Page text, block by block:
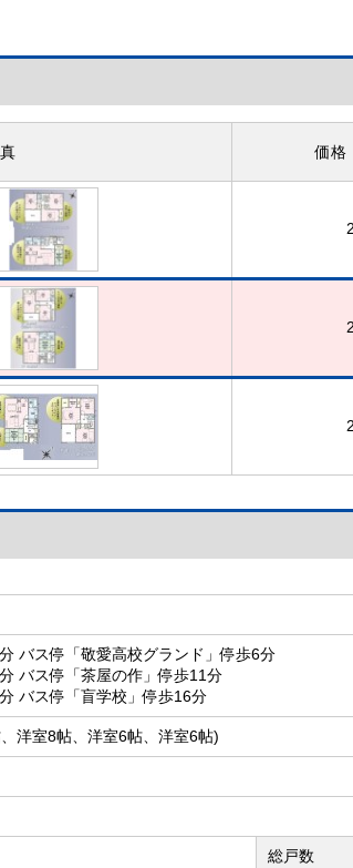
価格
バス停「敬愛高校グランド」停歩6分
バス停「茶屋の作」停歩11分
バス停「盲学校」停歩16分
洋室8帖、洋室6帖、洋室6帖)
総戸数